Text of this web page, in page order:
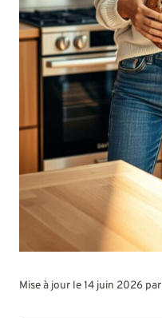
Mise à jour le 14 juin 2026 par